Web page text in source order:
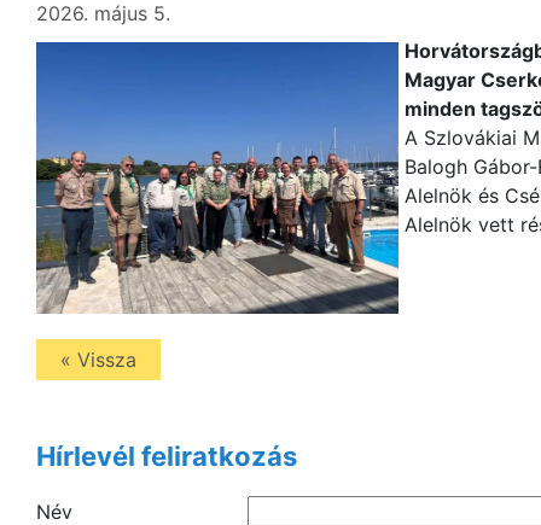
2026. május 5.
Magyar
minden
A Szlovákiai
Balogh
Alelnök és
Alelnök vett
« Vissza
Hírlevél feliratkozás
Név